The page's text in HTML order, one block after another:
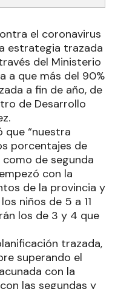
el coronavirus
estrategia trazada
del Ministerio
a que más del 90%
a fin de año, de
de Desarrollo
que “nuestra
porcentajes de
de segunda
con la
de la provincia y
niños de 5 a 11
los de 3 y 4 que
trazada,
superando el
con la
las segundas y